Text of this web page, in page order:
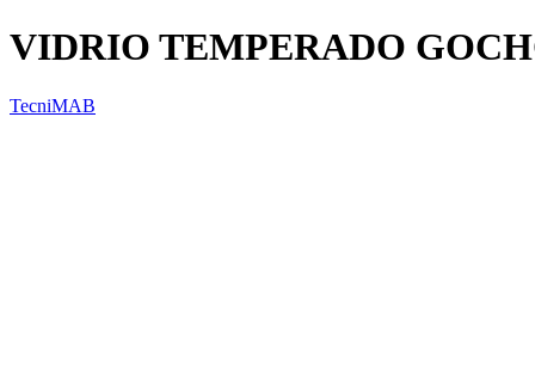
VIDRIO TEMPERADO
TecniMAB